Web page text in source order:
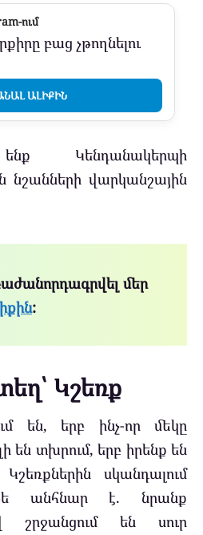
ում
բաց չթողնելու
ԱԼԻՔԻՆ
Կենդանակերպի
նշանների վարկանշային
մեր
:
Կշեռք
են, երբ ինչ-որ մեկը
են տխրում, երբ իրենք են
սկանդալում
անհնար է. նրանք
շրջանցում են սուր